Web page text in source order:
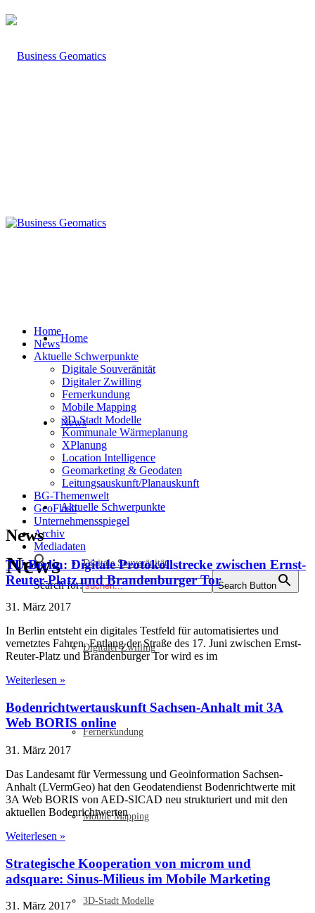
Home
News
Aktuelle Schwerpunkte
Digitale Souveränität
Digitaler Zwilling
Fernerkundung
Mobile Mapping
3D-Stadt Modelle
Home
News
Aktuelle Schwerpunkte
Digitale Souveränität
Digitaler Zwilling
Fernerkundung
Mobile Mapping
3D-Stadt Modelle
Kommunale Wärmeplanung
XPlanung
Location Intelligence
Geomarketing & Geodaten
Leitungsauskunft/Planauskunft
BG-Themenwelt
GeoFlash
Unternehmensspiegel
Archiv
Mediadaten
Search for: Search Button
News
News
TU Berlin: Digitale Protokollstrecke zwischen Ernst-
Reuter-Platz und Brandenburger Tor
31. März 2017
In Berlin entsteht ein digitales Testfeld für automatisiertes und
vernetztes Fahren. Entlang der Straße des 17. Juni zwischen Ernst-
Reuter-Platz und Brandenburger Tor wird es im
Weiterlesen »
Bodenrichtwertauskunft Sachsen-Anhalt mit 3A
Web BORIS online
31. März 2017
Das Landesamt für Vermessung und Geoinformation Sachsen-
Anhalt (LVermGeo) hat den Geodatendienst Bodenrichtwerte mit
3A Web BORIS von AED-SICAD neu strukturiert und mit den
aktuellen Bodenrichtwerten
Weiterlesen »
Strategische Kooperation von microm und
adsquare: Sinus-Milieus im Mobile Marketing
31. März 2017